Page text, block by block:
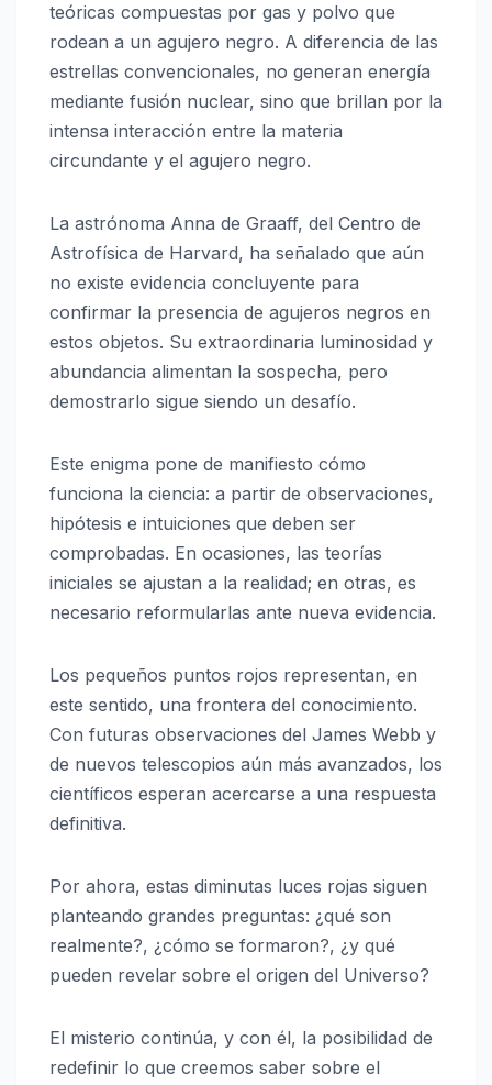
teóricas compuestas por gas y polvo que
rodean a un agujero negro. A diferencia de las
estrellas convencionales, no generan energía
mediante fusión nuclear, sino que brillan por la
intensa interacción entre la materia
circundante y el agujero negro.
La astrónoma Anna de Graaff, del Centro de
Astrofísica de Harvard, ha señalado que aún
no existe evidencia concluyente para
confirmar la presencia de agujeros negros en
estos objetos. Su extraordinaria luminosidad y
abundancia alimentan la sospecha, pero
demostrarlo sigue siendo un desafío.
Este enigma pone de manifiesto cómo
funciona la ciencia: a partir de observaciones,
hipótesis e intuiciones que deben ser
comprobadas. En ocasiones, las teorías
iniciales se ajustan a la realidad; en otras, es
necesario reformularlas ante nueva evidencia.
Los pequeños puntos rojos representan, en
este sentido, una frontera del conocimiento.
Con futuras observaciones del James Webb y
de nuevos telescopios aún más avanzados, los
científicos esperan acercarse a una respuesta
definitiva.
Por ahora, estas diminutas luces rojas siguen
planteando grandes preguntas: ¿qué son
realmente?, ¿cómo se formaron?, ¿y qué
pueden revelar sobre el origen del Universo?
El misterio continúa, y con él, la posibilidad de
redefinir lo que creemos saber sobre el